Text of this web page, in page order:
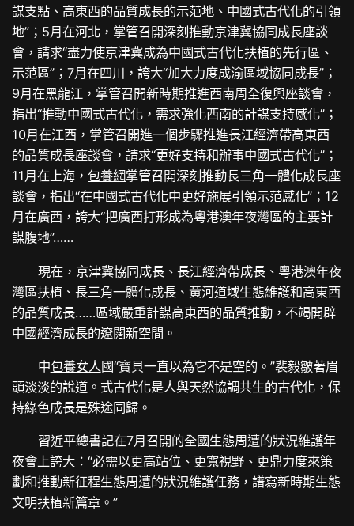
謀支點、高東西的品質成長的示范地、中國式古代化的引領
地”；5月在河北，掌管召開深刻推動京津冀協同成長座談
會，請求“盡力使京津冀成為中國式古代化扶植的先行區、
示范區”；7月在四川，誇大“加大力度成渝區域協同成長”；
9月在黑龍江，掌管召開新時期推進西南周全復興座談會，
指出“推動中國式古代化，需求強化西南的計謀支持感化”；
10月在江西，掌管召開進一個步驟推進長江經濟帶高東西
的品質成長座談會，請求“更好支持和辦事中國式古代化”；
11月在上海，包養網掌管召開深刻推動長三角一體化成長座
談會，指出“在中國式古代化中更好施展引領示范感化”；12
月在廣西，誇大“把廣西打形成為粵港澳年夜灣區的主要計
謀腹地”……
現在，京津冀協同成長、長江經濟帶成長、粵港澳年夜
灣區扶植、長三角一體化成長、黃河道域生態維護和高東西
的品質成長……區域嚴重計謀高東西的品質推動，不竭開辟
中國經濟成長的遼闊新空間。
中包養女人國“寶貝一直以為它不是空的。”裴毅皺著眉
頭淡淡的說道。式古代化是人與天然協調共生的古代化，保
持綠色成長是殊途同歸。
習近平總書記在7月召開的全國生態周遭的狀況維護年
夜會上誇大：“必需以更高站位、更寬視野、更鼎力度來策
劃和推動新征程生態周遭的狀況維護任務，譜寫新時期生態
文明扶植新篇章。”